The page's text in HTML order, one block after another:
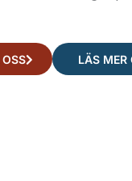
LÄS MER